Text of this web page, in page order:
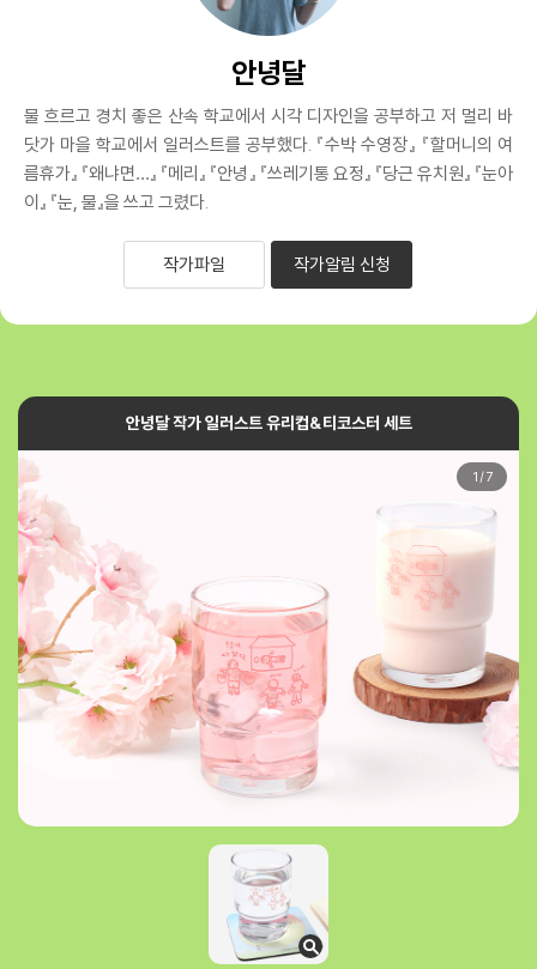
안녕달
물 흐르고 경치 좋은 산속 학교에서 시각 디자인을 공부하고 저 멀리 바
닷가 마을 학교에서 일러스트를 공부했다. 『수박 수영장』 『할머니의 여
름휴가』 『왜냐면…』 『메리』 『안녕』 『쓰레기통 요정』 『당근 유치원』 『눈아
이』 『눈, 물』을 쓰고 그렸다.
작가파일 작가알림 신청
안녕달 작가 일러스트 유리컵&티코스터 세트
1 /7